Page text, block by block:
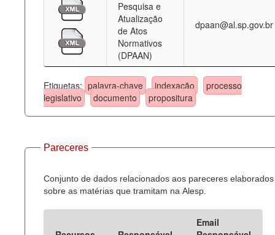
Pesquisa e
Atualização
de Atos
Normativos
(DPAAN)
dpaan@al.sp.gov.br
Etiquetas: palavra-chave indexação
processo
legislativo
documento propositura
Pareceres
Conjunto de dados relacionados aos pareceres elaborados
sobre as matérias que tramitam na Alesp.
Email